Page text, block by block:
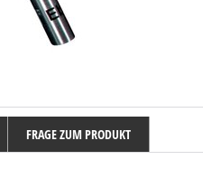
FRAGE ZUM PRODUKT